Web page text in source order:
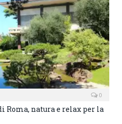
0
Roma, natura e relax per la